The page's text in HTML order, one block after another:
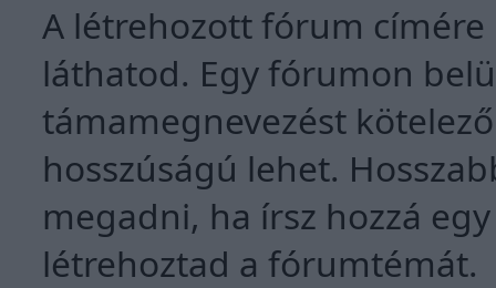
A létrehozott fórum
láthatod. Egy fórumon
támamegnevezést
hosszúságú lehet.
megadni, ha írsz hozzá
létrehoztad a fórumtémát.